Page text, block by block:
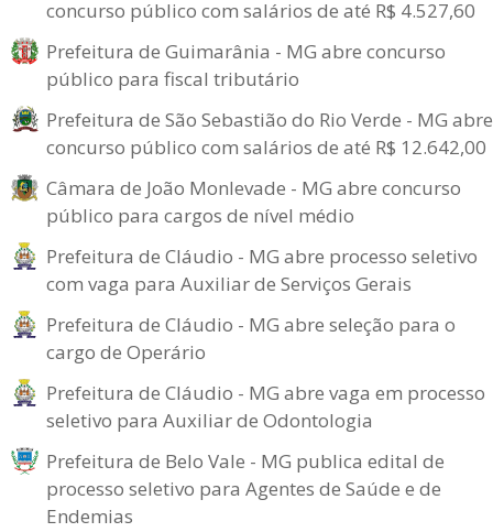
concurso público com salários de até R$ 4.527,60
Prefeitura de Guimarânia - MG abre concurso
público para fiscal tributário
Prefeitura de São Sebastião do Rio Verde - MG abre
concurso público com salários de até R$ 12.642,00
Câmara de João Monlevade - MG abre concurso
público para cargos de nível médio
Prefeitura de Cláudio - MG abre processo seletivo
com vaga para Auxiliar de Serviços Gerais
Prefeitura de Cláudio - MG abre seleção para o
cargo de Operário
Prefeitura de Cláudio - MG abre vaga em processo
seletivo para Auxiliar de Odontologia
Prefeitura de Belo Vale - MG publica edital de
processo seletivo para Agentes de Saúde e de
Endemias